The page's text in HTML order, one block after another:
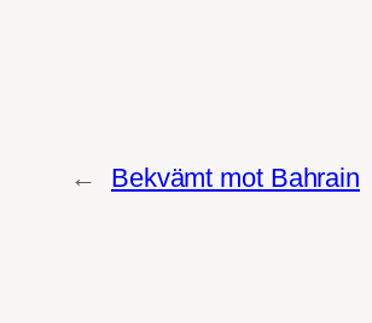
← Bekvämt mot Bahrain